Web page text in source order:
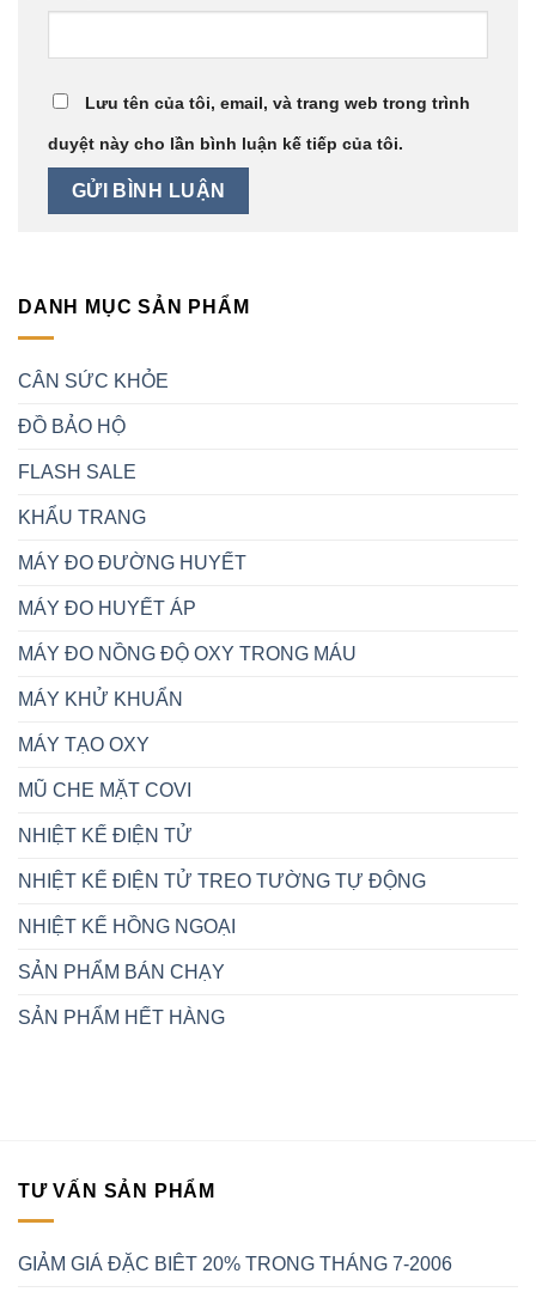
Lưu tên của tôi, email, và trang web trong trình
duyệt này cho lần bình luận kế tiếp của tôi.
DANH MỤC SẢN PHẨM
CÂN SỨC KHỎE
ĐỒ BẢO HỘ
FLASH SALE
KHẨU TRANG
MÁY ĐO ĐƯỜNG HUYẾT
MÁY ĐO HUYẾT ÁP
MÁY ĐO NỒNG ĐỘ OXY TRONG MÁU
MÁY KHỬ KHUẨN
MÁY TẠO OXY
MŨ CHE MẶT COVI
NHIỆT KẾ ĐIỆN TỬ
NHIỆT KẾ ĐIỆN TỬ TREO TƯỜNG TỰ ĐỘNG
NHIỆT KẾ HỒNG NGOẠI
SẢN PHẨM BÁN CHẠY
SẢN PHẨM HẾT HÀNG
TƯ VẤN SẢN PHẨM
GIẢM GIÁ ĐẶC BIÊT 20% TRONG THÁNG 7-2006